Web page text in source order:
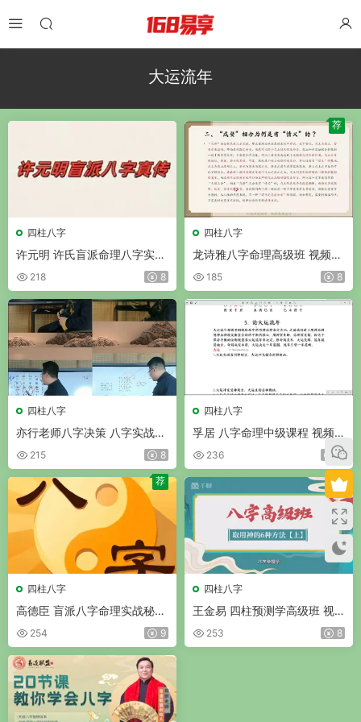
大运流年
四柱八字
许元明 许氏盲派命理八字实操
班 视频25集(带字幕)
218 8
四柱八字
龙诗雅八字命理高级班 视频5
9集185 8
荐
四柱八字
亦行老师八字决策 八字实战课
视频41集完结版
215 8
四柱八字
孚居 八字命理中级课程 视频3
9集236 8
四柱八字
高德臣 盲派八字命理实战秘诀
视频51集
254 9
荐
四柱八字
王金易 四柱预测学高级班 视
频28集
253 8